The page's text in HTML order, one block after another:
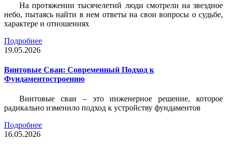
На протяжении тысячелетий люди смотрели на звездное
небо, пытаясь найти в нем ответы на свои вопросы о судьбе,
характере и отношениях
Подробнее
19.05.2026
Винтовые Сваи: Современный Подход к
Фундаментостроению
Винтовые сваи – это инженерное решение, которое
радикально изменило подход к устройству фундаментов
Подробнее
16.05.2026